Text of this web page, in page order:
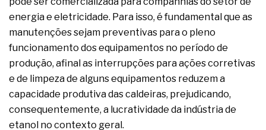
energia e eletricidade. Para isso, é fundamental que as
manutenções sejam preventivas para o pleno
funcionamento dos equipamentos no período de
produção, afinal as interrupções para ações corretivas
e de limpeza de alguns equipamentos reduzem a
capacidade produtiva das caldeiras, prejudicando,
consequentemente, a lucratividade da indústria de
etanol no contexto geral.